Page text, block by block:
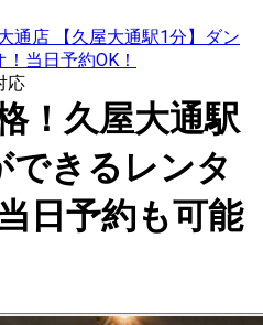
通店 【久屋大通駅1分】ダン
当日予約OK！
応
！久屋大通駅
できるレンタ
日予約も可能